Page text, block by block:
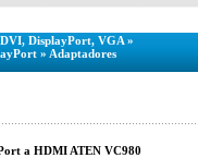
DisplayPort, VGA »
» Adaptadores
a HDMI ATEN VC980